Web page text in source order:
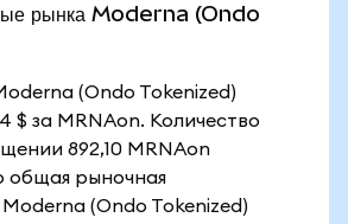
рынка Moderna (Ondo
(Ondo Tokenized)
$ за MRNAon. Количество
892,10 MRNAon
общая рыночная
(Ondo Tokenized)